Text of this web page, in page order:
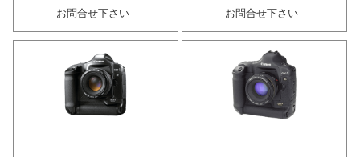
お問合せ下さい
お問合せ下さい